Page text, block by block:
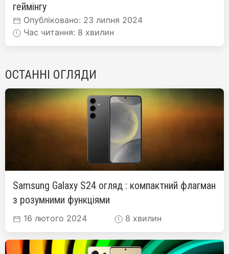
геймінгу
Опубліковано: 23 липня 2024
Час читання: 8 хвилин
ОСТАННІ ОГЛЯДИ
Samsung Galaxy S24 огляд : компактний флагман
з розумними функціями
16 лютого 2024 8 хвилин